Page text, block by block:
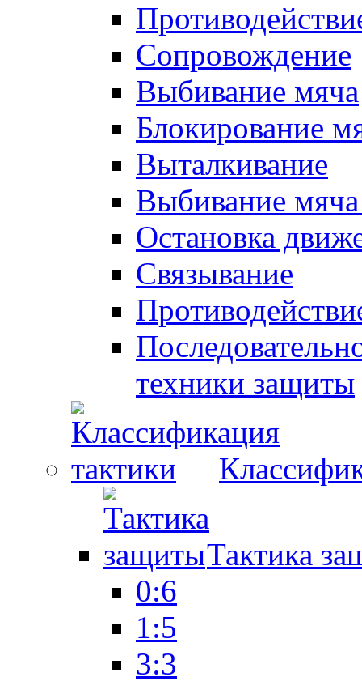
Сопровождение
Выбивание мяча
Блокирование
Выталкивание
Выбивание
Остановка
Связывание
техники защиты
Тактика
0:6
1:5
3:3